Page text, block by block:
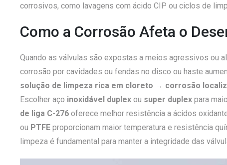
corrosivos, como lavagens com ácido CIP ou ciclos de
Como a Corrosão Afeta o
Quando as válvulas são expostas a meios agressivos ou
corrosão por cavidades ou fendas no disco ou haste
solução de limpeza rica em cloreto → corrosão
Escolher aço inoxidável duplexou super duplexpara
de liga C-276oferece melhor resistência a ácidos
ou PTFEproporcionam maior temperatura e resistência
limpeza é fundamental para manter a integridade das